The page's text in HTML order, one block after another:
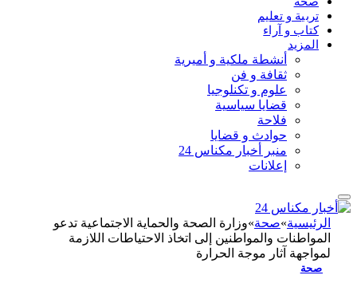
تربية و تعليم
كتاب و آراء
المزيد
أنشطة ملكية و أميرية
ثقافة و فن
علوم و تكنلوجيا
قضايا سياسية
فلاحة
حوادث و قضايا
منبر أخبار مكناس 24
إعلانات
الرئيسية»صحة»وزارة الصحة والحماية الاجتماعية تدعو
المواطنات والمواطنين إلى اتخاذ الاحتياطات اللازمة
لمواجهة آثار موجة الحرارة
صحة